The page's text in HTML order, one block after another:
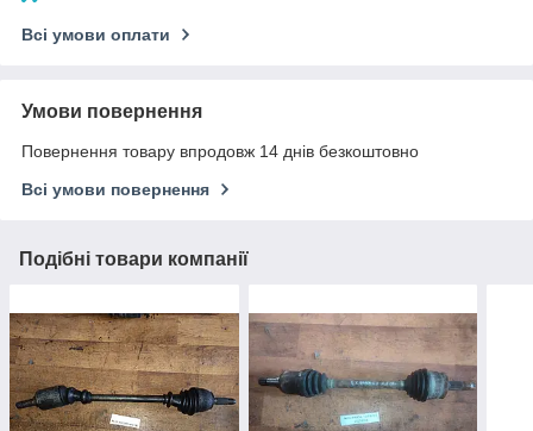
Всі умови оплати
Умови повернення
Повернення товару впродовж 14 днів безкоштовно
Всі умови повернення
Подібні товари компанії